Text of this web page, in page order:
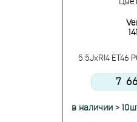
5.5JxR14 ET46
7
в наличии >